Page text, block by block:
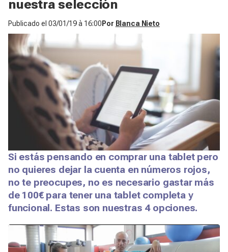
nuestra selección
Publicado el 03/01/19 à 16:00 Por Blanca Nieto
Si estás pensando en comprar una tablet pero
no quieres dejar la cuenta en números rojos,
no te preocupes, no es necesario gastar más
de 100€ para tener una tablet completa y
funcional. Estas son nuestras 4 opciones.